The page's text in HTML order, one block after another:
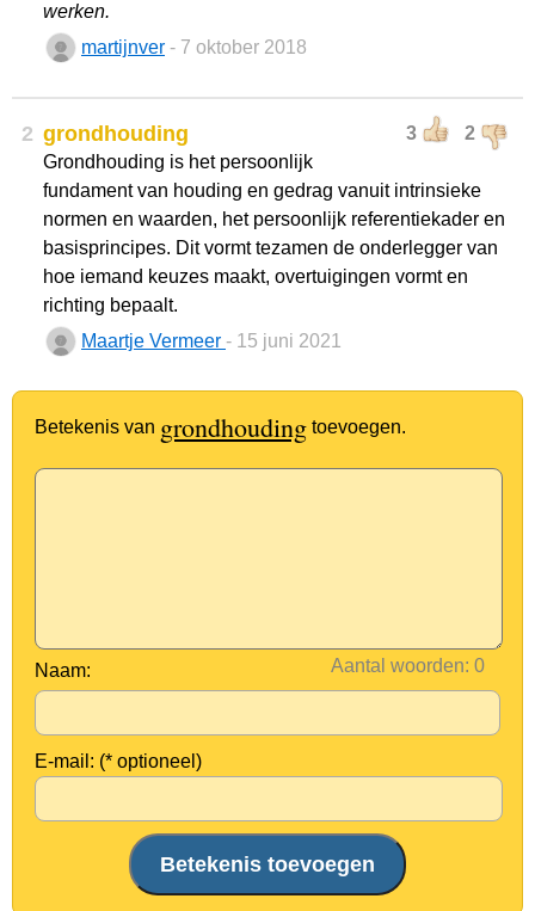
werken.
martijnver - 7 oktober 2018
2 3 2
grondhouding
Grondhouding is het persoonlijk
fundament van houding en gedrag vanuit intrinsieke
normen en waarden, het persoonlijk referentiekader en
basisprincipes. Dit vormt tezamen de onderlegger van
hoe iemand keuzes maakt, overtuigingen vormt en
richting bepaalt.
Maartje Vermeer - 15 juni 2021
Betekenis van grondhouding toevoegen.
Aantal woorden:
Naam:
E-mail: (* optioneel)